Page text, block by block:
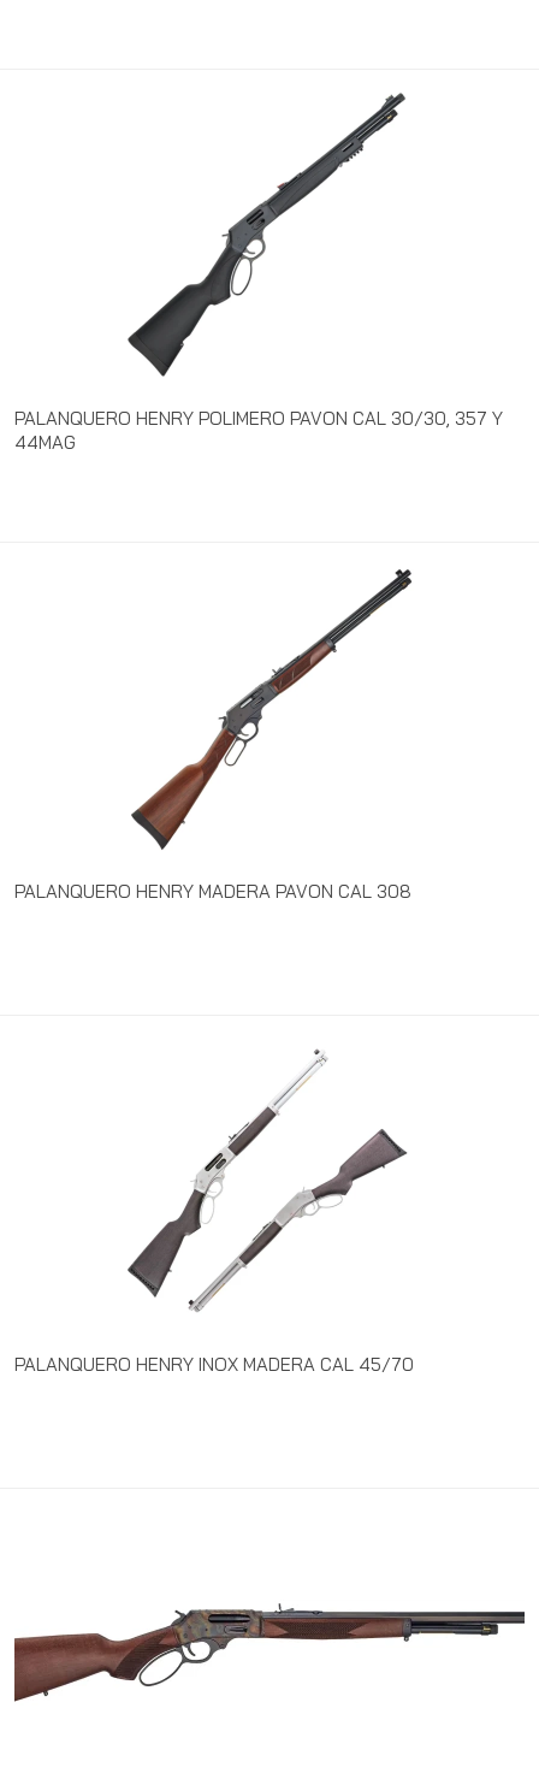
PALANQUERO HENRY POLIMERO PAVON CAL 30/30, 357 Y
44MAG
PALANQUERO HENRY MADERA PAVON CAL 308
PALANQUERO HENRY INOX MADERA CAL 45/70